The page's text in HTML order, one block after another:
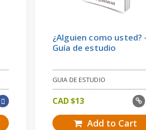
¿Alguien como usted?
Guía de estudio
GUIA DE ESTUDIO
CAD $13
Add to Cart